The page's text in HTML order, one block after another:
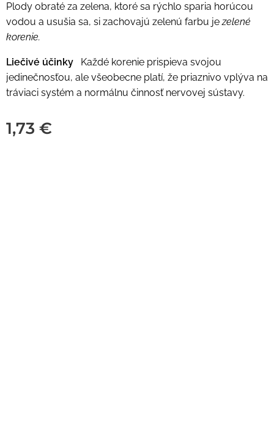
Plody obraté za zelena, ktoré sa rýchlo sparia horúcou
vodou a usušia sa, si zachovajú zelenú farbu jezelené
korenie.
Liečivé účinky Každé korenie prispieva svojou
jedinečnosťou, ale všeobecne platí, že priaznivo vplýva na
tráviaci systém a normálnu činnosť nervovej sústavy.
1,73 €